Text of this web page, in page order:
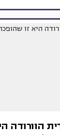
הוורודה